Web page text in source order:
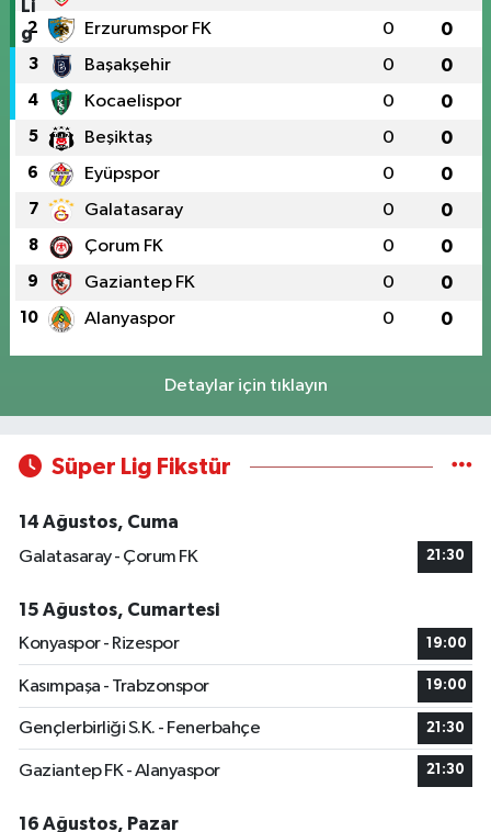
2 Erzurumspor FK 0 0
3 Başakşehir 0 0
4 Kocaelispor 0 0
5 Beşiktaş 0 0
6 Eyüpspor 0 0
7 Galatasaray 0 0
8 Çorum FK 0 0
9 Gaziantep FK 0 0
10 Alanyaspor 0 0
Detaylar için tıklayın
Süper Lig Fikstür
14 Ağustos, Cuma
Galatasaray - Çorum FK
21:30
15 Ağustos, Cumartesi
Konyaspor - Rizespor
19:00
Kasımpaşa - Trabzonspor 19:00
Gençlerbirliği S.K. - Fenerbahçe 21:30
Gaziantep FK - Alanyaspor 21:30
16 Ağustos, Pazar